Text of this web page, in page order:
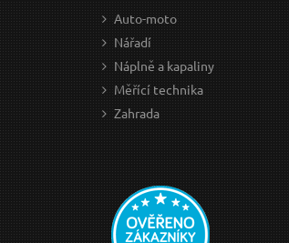
Auto-moto
Nářadí
Náplně a kapaliny
Měřící technika
Zahrada